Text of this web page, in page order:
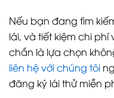
Nếu bạn đang tìm
lái, và tiết kiệm chi
chắn là lựa chọn
liên hệ với chúng tôi
đăng ký lái thử miễn